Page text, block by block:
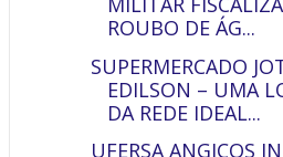
ROUBO DE ÁG...
SUPERMERCADO
EDILSON – UMA
DA REDE IDEAL...
UFERSA ANGICOS